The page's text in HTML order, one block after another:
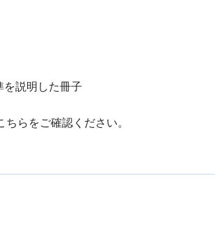
を説明した冊子
らをご確認ください。